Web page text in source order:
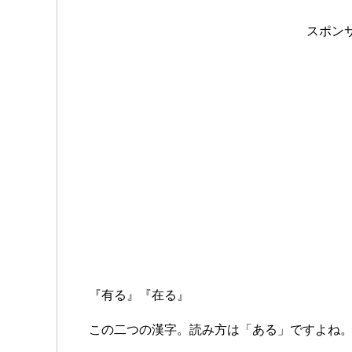
スポン
『有る』『在る』
この二つの漢字。読み方は「ある」ですよね。